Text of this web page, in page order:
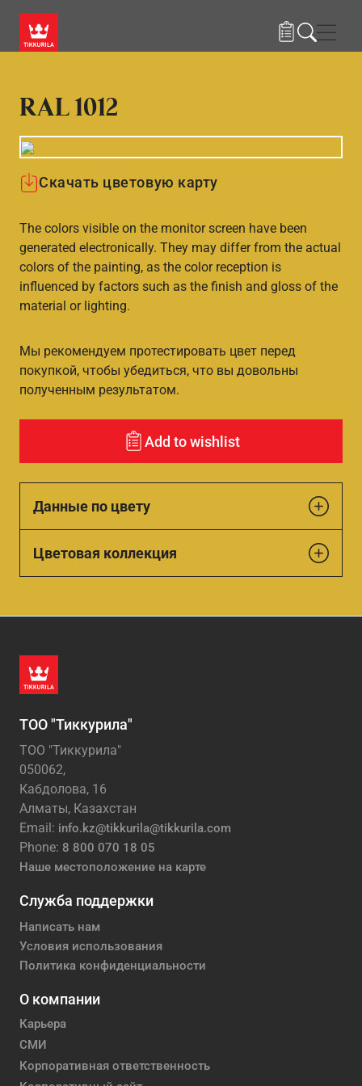
RAL 1012
Скачать цветовую карту
The colors visible on the monitor screen have been
generated electronically. They may differ from the actual
colors of the painting, as the color reception is
influenced by factors such as the finish and gloss of the
material or lighting.
Мы рекомендуем протестировать цвет перед
покупкой, чтобы убедиться, что вы довольны
полученным результатом.
Add to wishlist
Данные по цвету
Цветовая коллекция
ТОО "Тиккурила"
ТОО "Тиккурила"
050062,
Кабдолова, 16
Алматы, Казахстан
Email: info.kz@tikkurila@tikkurila.com
Phone: 8 800 070 18 05
Наше местоположение на карте
Служба поддержки
Написать нам
Условия использования
Политика конфиденциальности
О компании
Карьера
СМИ
Корпоративная ответственность